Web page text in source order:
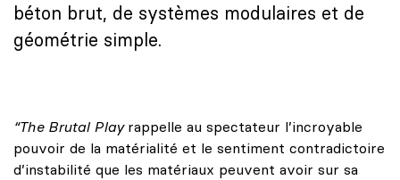
béton brut, de systèmes modulaires et de
géométrie simple.
“The Brutal Play rappelle au spectateur l’incroyable
pouvoir de la matérialité et le sentiment contradictoire
d’instabilité que les matériaux peuvent avoir sur sa